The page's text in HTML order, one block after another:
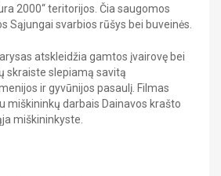
leidiniai
MEDŽIAGA
2000“ teritorijos. Čia saugomos
Sąjungai svarbios rūšys bei buveinės.
atskleidžia gamtos įvairovę bei
skraiste slepiamą savitą
ir gyvūnijos pasaulį. Filmas
miškininkų darbais Dainavos krašto
miškininkyste.